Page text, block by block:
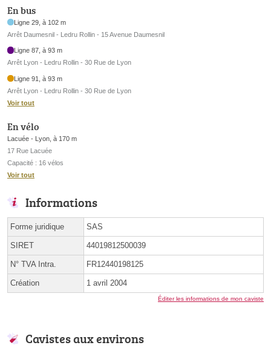
En bus
Ligne 29, à 102 m
Arrêt Daumesnil - Ledru Rollin - 15 Avenue Daumesnil
Ligne 87, à 93 m
Arrêt Lyon - Ledru Rollin - 30 Rue de Lyon
Ligne 91, à 93 m
Arrêt Lyon - Ledru Rollin - 30 Rue de Lyon
Voir tout
En vélo
Lacuée - Lyon, à 170 m
17 Rue Lacuée
Capacité : 16 vélos
Voir tout
Informations
Forme juridique SAS
SIRET 44019812500039
N° TVA Intra. FR12440198125
Création 1 avril 2004
Éditer les informations de mon caviste
Cavistes aux environs